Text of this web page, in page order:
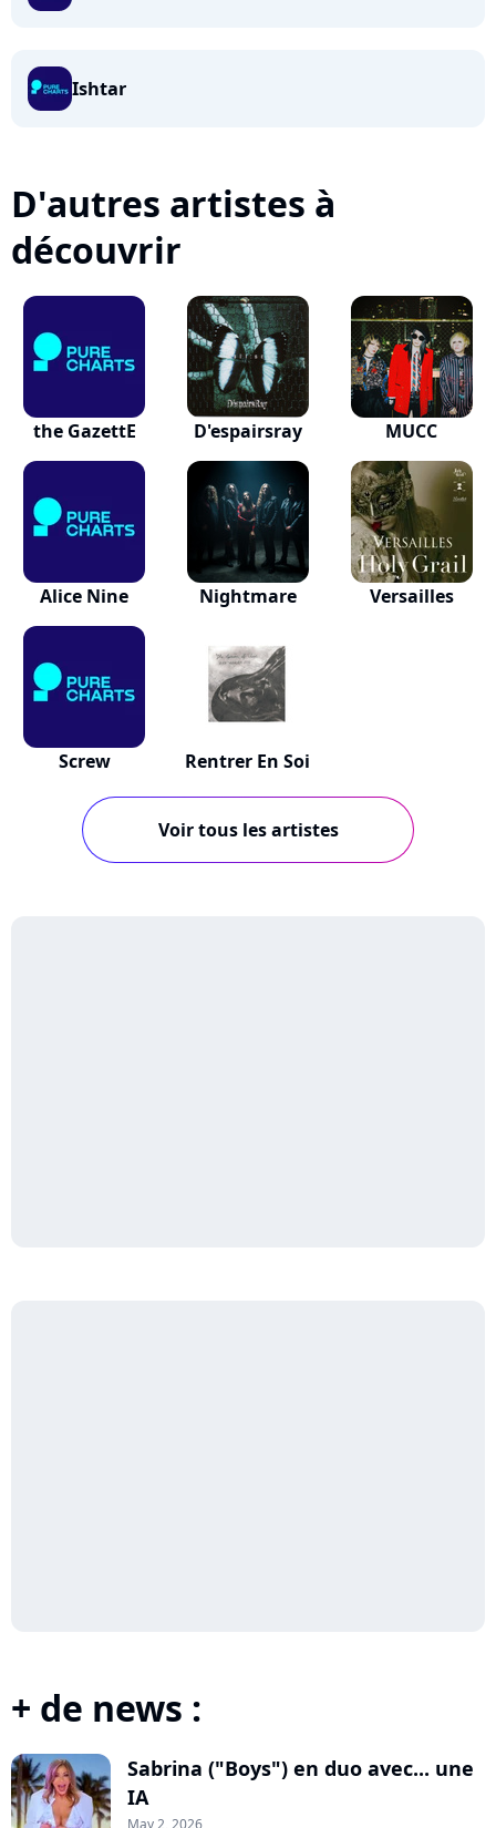
Ishtar
D'autres artistes à
découvrir
the GazettE D'espairsray MUCC
Alice Nine Nightmare Versailles
Screw Rentrer En Soi
Voir tous les artistes
+ de news :
Sabrina ("Boys") en duo avec... une
IA
May 2, 2026